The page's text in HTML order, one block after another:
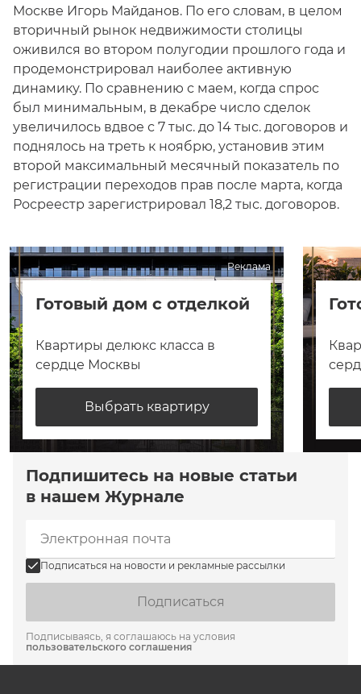
Москве Игорь Майданов. По его словам, в целом
вторичный рынок недвижимости столицы
оживился во втором полугодии прошлого года и
продемонстрировал наиболее активную
динамику. По сравнению с маем, когда спрос
был минимальным, в декабре число сделок
увеличилось вдвое с 7 тыс. до 14 тыс. договоров и
поднялось на треть к ноябрю, установив этим
второй максимальный месячный показатель по
регистрации переходов прав после марта, когда
Росреестр зарегистрировал 18,2 тыс. договоров.
Реклама
Готовый дом с отделкой
Квартиры делюкс класса в
сердце Москвы
Выбрать квартиру
Подпишитесь на новые статьи
в нашем Журнале
Подписаться на новости и рекламные рассылки
Подписаться
Подписываясь, я соглашаюсь на условия
пользовательского соглашения